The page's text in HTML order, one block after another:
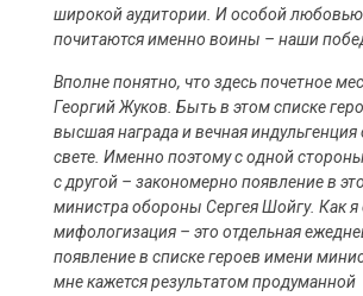
широкой аудитории. И особой
почитаются именно воины – наши
Вполне понятно, что здесь почетное
Георгий Жуков. Быть в этом списке
высшая награда и вечная индульгенция
свете. Именно поэтому с одной
с другой – закономерно появление в
министра обороны Сергея Шойгу. Как я
мифологизация – это отдельная
появление в списке героев имени
мне кажется результатом продуманной